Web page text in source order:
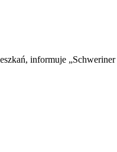
informuje